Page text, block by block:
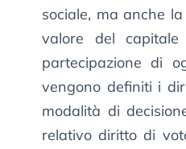
sociale, ma anche
valore del
partecipazione di
vengono definiti i
modalità di
relativo diritto di